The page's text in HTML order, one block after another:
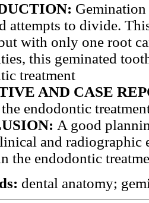
attempts to divide.
with only one root
this geminated
treatment
AND CASE
endodontic
A good
and radiographic
the endodontic
dental anatomy;